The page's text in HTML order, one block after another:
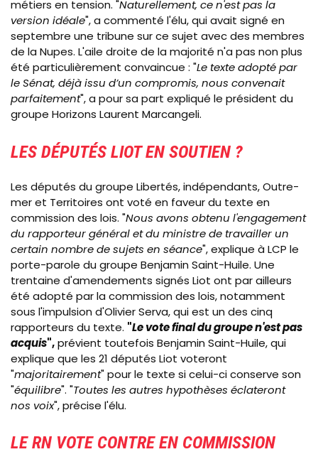
métiers en tension. "Naturellement, ce n'est pas la
version idéale", a commenté l'élu, qui avait signé en
septembre une tribune sur ce sujet avec des membres
de la Nupes. L'aile droite de la majorité n'a pas non plus
été particulièrement convaincue : "Le texte adopté par
le Sénat, déjà issu d’un compromis, nous convenait
parfaitement", a pour sa part expliqué le président du
groupe Horizons Laurent Marcangeli.
LES DÉPUTÉS LIOT EN SOUTIEN ?
Les députés du groupe Libertés, indépendants, Outre-
mer et Territoires ont voté en faveur du texte en
commission des lois. "Nous avons obtenu l'engagement
du rapporteur général et du ministre de travailler un
certain nombre de sujets en séance", explique à LCP le
porte-parole du groupe Benjamin Saint-Huile. Une
trentaine d'amendements signés Liot ont par ailleurs
été adopté par la commission des lois, notamment
sous l'impulsion d'Olivier Serva, qui est un des cinq
rapporteurs du texte. "Le vote final du groupe n'est pas
acquis",prévient toutefois Benjamin Saint-Huile, qui
explique que les 21 députés Liot voteront
"majoritairement" pour le texte si celui-ci conserve son
"équilibre". "Toutes les autres hypothèses éclateront
nos voix", précise l'élu.
LE RN VOTE CONTRE EN COMMISSION